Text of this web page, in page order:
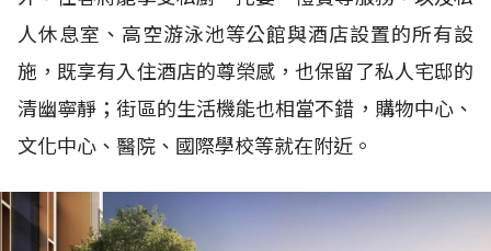
人休息室、高空游泳池等公館與酒店設置的所有設
施，既享有入住酒店的尊榮感，也保留了私人宅邸的
清幽寧靜；街區的生活機能也相當不錯，購物中心、
文化中心、醫院、國際學校等就在附近。